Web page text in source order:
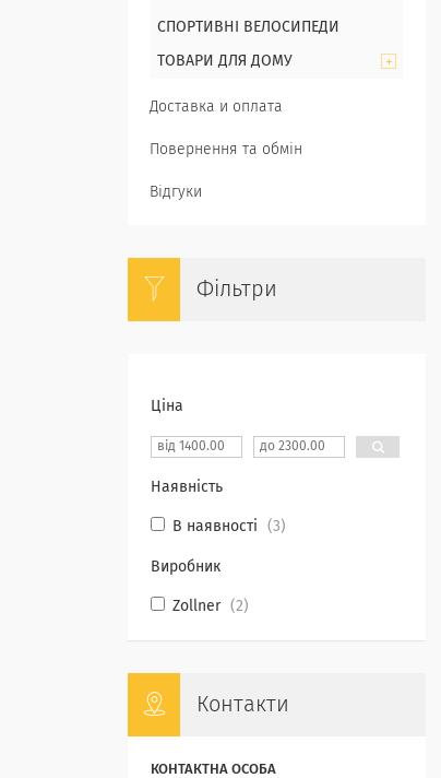
СПОРТИВНІ ВЕЛОСИПЕДИ
ТОВАРИ ДЛЯ ДОМУ
Доставка и оплата
Повернення та обмін
Відгуки
Фільтри
Ціна
Наявність
В наявності 3
Виробник
Zollner 2
Контакти